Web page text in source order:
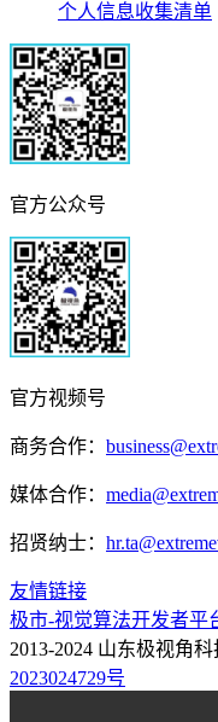
个人信息收集清单
官方公众号
官方视频号
商务合作：
媒体合作：
招贤纳士：
友情链接
极市-视觉算法开发者平
2013-2024 山东极视角
2023024729号